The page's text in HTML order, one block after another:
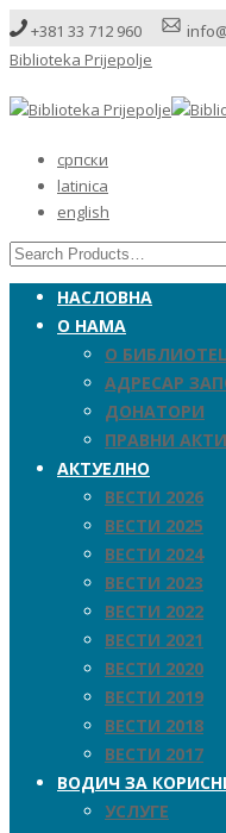
+381 33 712 960
Biblioteka Prijepolje
српски
latinica
english
НАСЛОВНА
О НАМА
О
АДРЕСАР
ДОНАТОРИ
ПРАВНИ АКТИ
АКТУЕЛНО
ВЕСТИ 2026
ВЕСТИ 2025
ВЕСТИ 2024
ВЕСТИ 2023
ВЕСТИ 2022
ВЕСТИ 2021
ВЕСТИ 2020
ВЕСТИ 2019
ВЕСТИ 2018
ВЕСТИ 2017
ВОДИЧ ЗА
УСЛУГЕ